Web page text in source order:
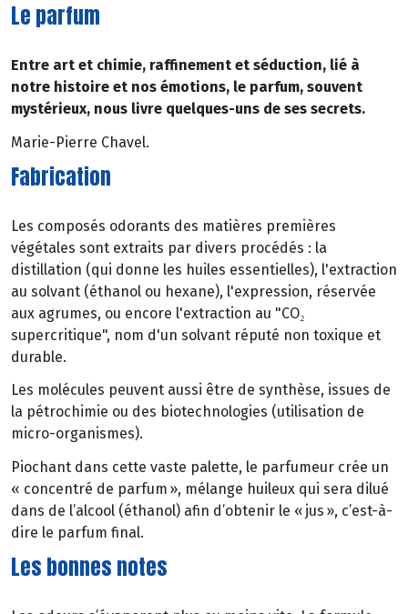
Le parfum
Entre art et chimie, raffinement et séduction, lié à
notre histoire et nos émotions, le parfum, souvent
mystérieux, nous livre quelques-uns de ses secrets.
Marie-Pierre Chavel.
Fabrication
Les composés odorants des matières premières
végétales sont extraits par divers procédés : la
distillation (qui donne les huiles essentielles), l'extraction
au solvant (éthanol ou hexane), l'expression, réservée
aux agrumes, ou encore l'extraction au "CO₂
supercritique", nom d'un solvant réputé non toxique et
durable.
Les molécules peuvent aussi être de synthèse, issues de
la pétrochimie ou des biotechnologies (utilisation de
micro-organismes).
Piochant dans cette vaste palette, le parfumeur crée un
« concentré de parfum », mélange huileux qui sera dilué
dans de l’alcool (éthanol) afin d’obtenir le « jus », c’est-à-
dire le parfum final.
Les bonnes notes